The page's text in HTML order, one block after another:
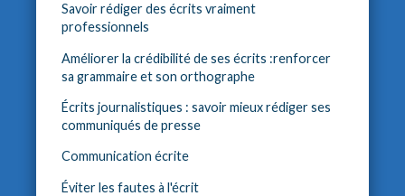
Savoir rédiger des écrits vraiment
professionnels
Améliorer la crédibilité de ses écrits :renforcer
sa grammaire et son orthographe
Écrits journalistiques : savoir mieux rédiger ses
communiqués de presse
Communication écrite
Éviter les fautes à l'écrit